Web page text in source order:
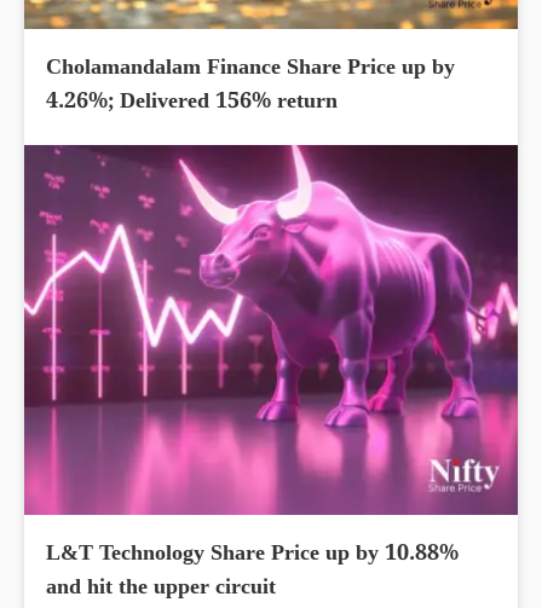
Cholamandalam Finance Share Price up by
4.26%; Delivered 156% return
L&T Technology Share Price up by 10.88%
and hit the upper circuit